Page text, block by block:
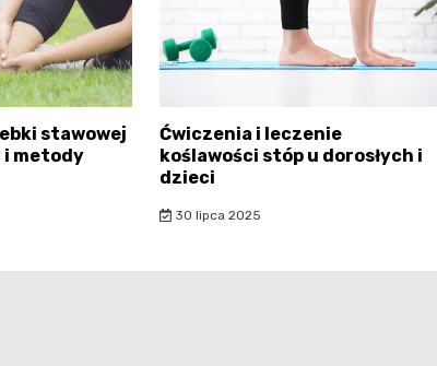
stawowej
i metody
Ćwiczenia i leczenie
koślawości stóp u dorosłych i
dzieci
30 lipca 2025